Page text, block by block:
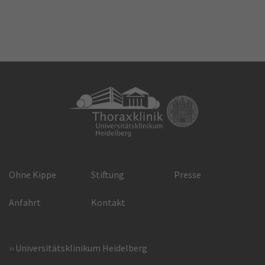
Ohne Kippe Stiftung Presse
Anfahrt Kontakt
Universitätsklinikum Heidelberg